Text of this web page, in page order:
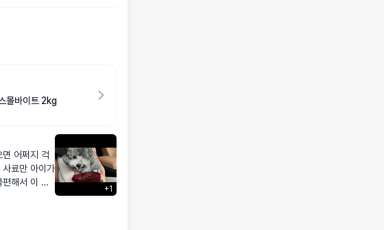
몰바이트 2kg
어쩌지 걱
료만 아이가
해서 이 참
+1